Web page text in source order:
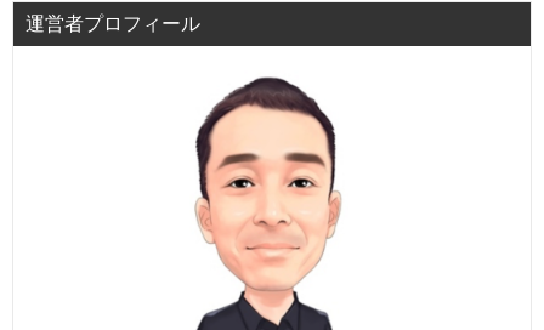
運営者プロフィール